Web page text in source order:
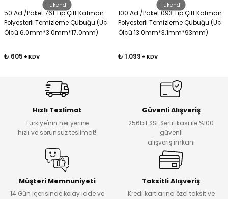
Tükendi
50 Ad./Paket 761 Tip Çift Katman
Polyesterli Temizleme Çubuğu (Uç
Ölçü 6.0mm*3.0mm*17.0mm)
₺ 605 + KDV
Tükendi
100 Ad./Paket 093 Tip Çift Katman
Polyesterli Temizleme Çubuğu (Uç
Ölçü 13.0mm*3.1mm*93mm)
₺ 1.099 + KDV
Hızlı Teslimat
Türkiye'nin her yerine
hızlı ve sorunsuz teslimat!
Güvenli Alışveriş
256bit SSL Sertifikası ile %100
güvenli
alışveriş imkanı
Müşteri Memnuniyeti
14 Gün içerisinde kolay iade ve
Taksitli Alışveriş
Kredi kartlarına özel taksit ve